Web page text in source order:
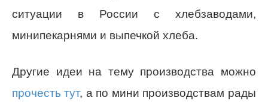
ситуации в России с хлебзаводами,
минипекарнями и выпечкой хлеба.
Другие идеи на тему производства можно
прочесть тут, а по мини производствам рады